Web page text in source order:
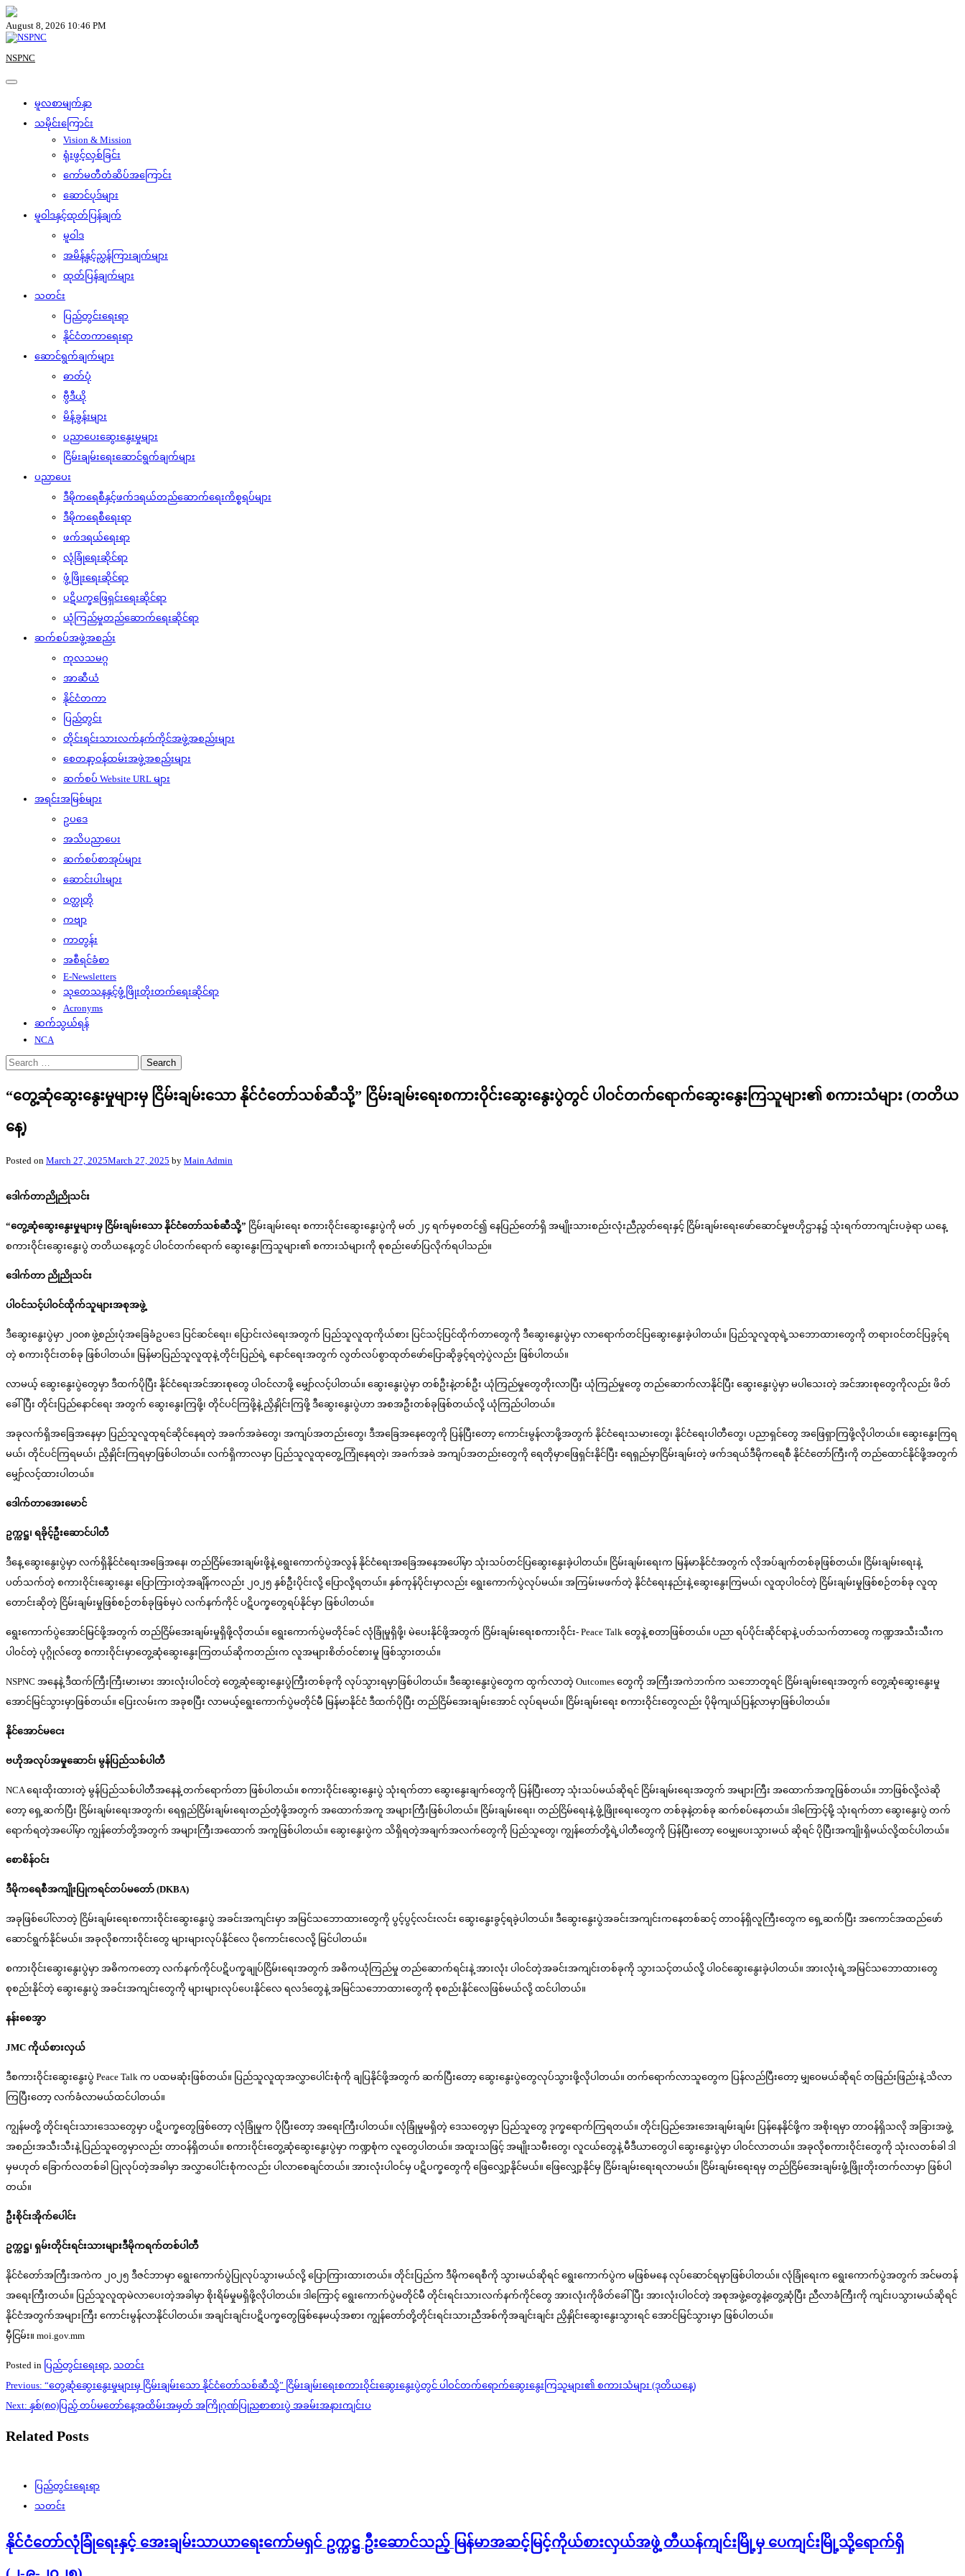
Skip
to
content
August 8, 2026 10:46 PM
NSPNC
မူလစာမျက်နှာ
သမိုင်းကြောင်း
Vision & Mission
ရုံးဖွင့်လှစ်ခြင်း
ကော်မတီတံဆိပ်အကြောင်း
ဆောင်ပုဒ်များ
မူဝါဒနှင့်ထုတ်ပြန်ချက်
မူဝါဒ
အမိန့်နှင့်ညွှန်ကြားချက်များ
ထုတ်ပြန်ချက်များ
သတင်း
ပြည်တွင်းရေးရာ
နိုင်ငံတကာရေးရာ
ဆောင်ရွက်ချက်များ
ဓာတ်ပုံ
ဗွီဒီယို
မိန့်ခွန်းများ
ပညာပေးဆွေးနွေးမှုများ
ငြိမ်းချမ်းရေးဆောင်ရွက်ချက်များ
ပညာပေး
ဒီမိုကရေစီနှင့်ဖက်ဒရယ်တည်ဆောက်‌ရေးကိစ္စရပ်များ
ဒီမိုကရေစီရေးရာ
ဖက်ဒရယ်ရေးရာ
လုံခြုံရေးဆိုင်ရာ
ဖွံ့ဖြိုးရေးဆိုင်ရာ
ပဋိပက္ခဖြေရှင်းရေးဆိုင်ရာ
ယုံကြည်မှုတည်ဆောက်ရေးဆိုင်ရာ
ဆက်စပ်အဖွဲ့အစည်း
ကုလသမဂ္ဂ
အာဆီယံ
နိုင်ငံတကာ
ပြည်တွင်း
တိုင်းရင်းသားလက်နက်ကိုင်အဖွဲ့အစည်းများ
စေတနာ့ဝန်ထမ်းအဖွဲ့အစည်းများ
ဆက်စပ် Website URL များ
အရင်းအမြစ်များ
ဥပဒေ
အသိပညာပေး
ဆက်စပ်စာအုပ်များ
ဆောင်းပါးများ
ဝတ္ထုတို
ကဗျာ
ကာတွန်း
အစီရင်ခံစာ
E-Newsletters
သုတေသနနှင့်ဖွံ့ဖြိုးတိုးတက်ရေးဆိုင်ရာ
Acronyms
ဆက်သွယ်ရန်
NCA
Search
for:
“တွေ့ဆုံဆွေးနွေးမှုများမှ ငြိမ်းချမ်းသော နိုင်ငံတော်သစ်ဆီသို့” ငြိမ်းချမ်းရေးစကားဝိုင်းဆွေးနွေးပွဲတွင် ပါဝင်တက်ရောက်ဆွေးနွေးကြသူများ၏ စကားသံများ (တတိယ
နေ့)
Posted on March 27, 2025March 27, 2025 by Main Admin
ဒေါက်တာညိုညိုသင်း
“တွေ့ဆုံဆွေးနွေးမှုများမှ ငြိမ်းချမ်းသော နိုင်ငံတော်သစ်ဆီသို့” ငြိမ်းချမ်းရေး စကားဝိုင်းဆွေးနွေးပွဲကို မတ် ၂၄ ရက်မှစတင်၍ နေပြည်တော်ရှိ အမျိုးသားစည်းလုံးညီညွတ်ရေးနှင့် ငြိမ်းချမ်းရေးဖော်ဆောင်မှုဗဟိုဌာန၌ သုံးရက်တာကျင်းပခဲ့ရာ ယနေ့
စကားဝိုင်းဆွေးနွေးပွဲ တတိယနေ့တွင် ပါဝင်တက်ရောက် ဆွေးနွေးကြသူများ၏ စကားသံများကို စုစည်းဖော်ပြလိုက်ရပါသည်။
ဒေါက်တာ ညိုညိုသင်း
ပါဝင်သင့်ပါဝင်ထိုက်သူများအစုအဖွဲ့
ဒီဆွေးနွေးပွဲမှာ ၂၀၀၈ ဖွဲ့စည်းပုံအခြေခံဥပဒေ ပြင်ဆင်ရေး၊ ပြောင်းလဲရေးအတွက် ပြည်သူလူထုကိုယ်စား ပြင်သင့်ပြင်ထိုက်တာတွေကို ဒီဆွေးနွေးပွဲမှာ လာရောက်တင်ပြဆွေးနွေးခဲ့ပါတယ်။ ပြည်သူလူထုရဲ့သဘောထားတွေကို တရားဝင်တင်ပြခွင့်ရ
တဲ့ စကားဝိုင်းတစ်ခု ဖြစ်ပါတယ်။ မြန်မာပြည်သူလူထုနဲ့ တိုင်းပြည်ရဲ့ နောင်ရေးအတွက် လွတ်လပ်စွာထုတ်ဖော်ပြောဆိုခွင့်ရတဲ့ပွဲလည်း ဖြစ်ပါတယ်။
လာမယ့် ဆွေးနွေးပွဲတွေမှာ ဒီထက်ပိုပြီး နိုင်ငံရေးအင်အားစုတွေ ပါဝင်လာဖို့ မျှော်လင့်ပါတယ်။ ဆွေးနွေးပွဲမှာ တစ်ဦးနဲ့တစ်ဦး ယုံကြည်မှုတွေတိုးလာပြီး ယုံကြည်မှုတွေ တည်ဆောက်လာနိုင်ပြီး ဆွေးနွေးပွဲမှာ မပါသေးတဲ့ အင်အားစုတွေကိုလည်း ဖိတ်
ခေါ်ပြီး တိုင်းပြည်နောင်ရေး အတွက် ဆွေးနွေးကြဖို့၊ တိုင်ပင်ကြဖို့နဲ့ ညှိနှိုင်းကြဖို့ ဒီဆွေးနွေးပွဲဟာ အစအဦးတစ်ခုဖြစ်တယ်လို့ ယုံကြည်ပါတယ်။
အခုလက်ရှိအခြေအနေမှာ ပြည်သူလူထုရင်ဆိုင်နေရတဲ့ အခက်အခဲတွေ၊ အကျပ်အတည်းတွေ၊ ဒီအခြေအနေတွေကို ပြန်ပြီးတော့ ကောင်းမွန်လာဖို့အတွက် နိုင်ငံရေးသမားတွေ၊ နိုင်ငံရေးပါတီတွေ၊ ပညာရှင်တွေ အဖြေရှာကြဖို့လိုပါတယ်။ ဆွေးနွေးကြရ
မယ်၊ တိုင်ပင်ကြရမယ်၊ ညှိနှိုင်းကြရမှာဖြစ်ပါတယ်။ လက်ရှိကာလမှာ ပြည်သူလူထုတွေ့ကြုံနေရတဲ့၊ အခက်အခဲ အကျပ်အတည်းတွေကို ရေတိုမှာဖြေရှင်းနိုင်ပြီး ရေရှည်မှာငြိမ်းချမ်းတဲ့ ဖက်ဒရယ်ဒီမိုကရေစီ နိုင်ငံတော်ကြီးကို တည်ထောင်နိုင်ဖို့အတွက်
မျှော်လင့်ထားပါတယ်။
ဒေါက်တာအေးမောင်
ဥက္ကဋ္ဌ၊ ရခိုင့်ဦးဆောင်ပါတီ
ဒီနေ့ ဆွေးနွေးပွဲမှာ လက်ရှိနိုင်ငံရေးအခြေအနေ၊ တည်ငြိမ်အေးချမ်းဖို့နဲ့ ရွေးကောက်ပွဲအလွန် နိုင်ငံရေးအခြေအနေအပေါ်မှာ သုံးသပ်တင်ပြဆွေးနွေးခဲ့ပါတယ်။ ငြိမ်းချမ်းရေးက မြန်မာနိုင်ငံအတွက် လိုအပ်ချက်တစ်ခုဖြစ်တယ်။ ငြိမ်းချမ်းရေးနဲ့
ပတ်သက်တဲ့ စကားဝိုင်းဆွေးနွေး ပြောကြားတဲ့အချိန်ကလည်း ၂၀၂၅ နှစ်ဦးပိုင်းလို့ ပြောလို့ရတယ်။ နှစ်ကုန်ပိုင်းမှာလည်း ရွေးကောက်ပွဲလုပ်မယ်။ အကြမ်းမဖက်တဲ့ နိုင်ငံရေးနည်းနဲ့ ဆွေးနွေးကြမယ်၊ လူထုပါဝင်တဲ့ ငြိမ်းချမ်းမှုဖြစ်စဉ်တစ်ခု လူထု
တောင်းဆိုတဲ့ ငြိမ်းချမ်းမှုဖြစ်စဉ်တစ်ခုဖြစ်မှပဲ လက်နက်ကိုင် ပဋိပက္ခတွေရပ်နိုင်မှာ ဖြစ်ပါတယ်။
ရွေးကောက်ပွဲအောင်မြင်ဖို့အတွက် တည်ငြိမ်အေးချမ်းမှုရှိဖို့လိုတယ်။ ရွေးကောက်ပွဲမတိုင်ခင် လုံခြုံမှုရှိဖို့၊ မဲပေးနိုင်ဖို့အတွက် ငြိမ်းချမ်းရေးစကားဝိုင်း- Peace Talk တွေနဲ့ စတာဖြစ်တယ်။ ပညာ ရပ်ပိုင်းဆိုင်ရာနဲ့ ပတ်သက်တာတွေ ကဏ္ဍအသီးသီးက
ပါဝင်တဲ့ ပုဂ္ဂိုလ်တွေ စကားဝိုင်းမှာတွေ့ဆုံဆွေးနွေးကြတယ်ဆိုကတည်းက လူအများစိတ်ဝင်စားမှု ဖြစ်သွားတယ်။
NSPNC အနေနဲ့ ဒီထက်ကြီးကြီးမားမား အားလုံးပါဝင်တဲ့ တွေ့ဆုံဆွေးနွေးပွဲကြီးတစ်ခုကို လုပ်သွားရမှာဖြစ်ပါတယ်။ ဒီဆွေးနွေးပွဲတွေက ထွက်လာတဲ့ Outcomes တွေကို အကြီးအကဲဘက်က သဘောတူရင် ငြိမ်းချမ်းရေးအတွက် တွေ့ဆုံဆွေးနွေးမှု
အောင်မြင်သွားမှာဖြစ်တယ်။ ပြေးလမ်းက အခုစပြီး လာမယ့်ရွေးကောက်ပွဲမတိုင်မီ မြန်မာနိုင်ငံ ဒီထက်ပိုပြီး တည်ငြိမ်အေးချမ်းအောင် လုပ်ရမယ်။ ငြိမ်းချမ်းရေး စကားဝိုင်းတွေလည်း ပိုမိုကျယ်ပြန့်လာမှာဖြစ်ပါတယ်။
နိုင်အောင်မငေး
ဗဟိုအလုပ်အမှုဆောင်၊ မွန်ပြည်သစ်ပါတီ
NCA ရေးထိုးထားတဲ့ မွန်ပြည်သစ်ပါတီအနေနဲ့ တက်ရောက်တာ ဖြစ်ပါတယ်။ စကားဝိုင်းဆွေးနွေးပွဲ သုံးရက်တာ ဆွေးနွေးချက်တွေကို ပြန်ပြီးတော့ သုံးသပ်မယ်ဆိုရင် ငြိမ်းချမ်းရေးအတွက် အများကြီး အထောက်အကူဖြစ်တယ်။ ဘာဖြစ်လို့လဲဆို
တော့ ရှေ့ဆက်ပြီး ငြိမ်းချမ်းရေးအတွက်၊ ရေရှည်ငြိမ်းချမ်းရေးတည်တံ့ဖို့အတွက် အထောက်အကူ အများကြီးဖြစ်ပါတယ်။ ငြိမ်းချမ်းရေး၊ တည်ငြိမ်ရေးနဲ့ ဖွံ့ဖြိုးရေးတွေက တစ်ခုနဲ့တစ်ခု ဆက်စပ်နေတယ်။ ဒါကြောင့်မို့ သုံးရက်တာ ဆွေးနွေးပွဲ တက်
ရောက်ရတဲ့အပေါ်မှာ ကျွန်တော်တို့အတွက် အများကြီးအထောက် အကူဖြစ်ပါတယ်။ ဆွေးနွေးပွဲက သိရှိရတဲ့အချက်အလက်တွေကို ပြည်သူတွေ၊ ကျွန်တော်တို့ရဲ့ပါတီတွေကို ပြန်ပြီးတော့ ဝေမျှပေးသွားမယ် ဆိုရင် ပိုပြီးအကျိုးရှိမယ်လို့ထင်ပါတယ်။
စောစိန်ဝင်း
ဒီမိုကရေစီအကျိုးပြုကရင်တပ်မတော် (DKBA)
အခုဖြစ်ပေါ်လာတဲ့ ငြိမ်းချမ်းရေးစကားဝိုင်းဆွေးနွေးပွဲ အခင်းအကျင်းမှာ အမြင်သဘောထားတွေကို ပွင့်ပွင့်လင်းလင်း ဆွေးနွေးခွင့်ရခဲ့ပါတယ်။ ဒီဆွေးနွေးပွဲအခင်းအကျင်းကနေတစ်ဆင့် တာဝန်ရှိလူကြီးတွေက ရှေ့ဆက်ပြီး အကောင်အထည်ဖော်
ဆောင်ရွက်နိုင်မယ်။ အခုလိုစကားဝိုင်းတွေ များများလုပ်နိုင်လေ ပိုကောင်းလေလို့ မြင်ပါတယ်။
စကားဝိုင်းဆွေးနွေးပွဲမှာ အဓိကကတော့ လက်နက်ကိုင်ပဋိပက္ခချုပ်ငြိမ်းရေးအတွက် အဓိကယုံကြည်မှု တည်ဆောက်ရင်းနဲ့ အားလုံး ပါဝင်တဲ့အခင်းအကျင်းတစ်ခုကို သွားသင့်တယ်လို့ ပါဝင်ဆွေးနွေးခဲ့ပါတယ်။ အားလုံးရဲ့အမြင်သဘောထားတွေ
စုစည်းနိုင်တဲ့ ဆွေးနွေးပွဲ အခင်းအကျင်းတွေကို များများလုပ်ပေးနိုင်လေ ရလဒ်တွေနဲ့ အမြင်သဘောထားတွေကို စုစည်းနိုင်လေဖြစ်မယ်လို့ ထင်ပါတယ်။
နန်းစေအွာ
JMC ကိုယ်စားလှယ်
ဒီစကားဝိုင်းဆွေးနွေးပွဲ Peace Talk က ပထမဆုံးဖြစ်တယ်။ ပြည်သူလူထုအလွှာပေါင်းစုံကို ချပြနိုင်ဖို့အတွက် ဆက်ပြီးတော့ ဆွေးနွေးပွဲတွေလုပ်သွားဖို့လိုပါတယ်။ တက်ရောက်လာသူတွေက ပြန်လည်ပြီးတော့ မျှဝေမယ်ဆိုရင် တဖြည်းဖြည်းနဲ့ သိလာ
ကြပြီးတော့ လက်ခံလာမယ်ထင်ပါတယ်။
ကျွန်မတို့ တိုင်းရင်းသားဒေသတွေမှာ ပဋိပက္ခတွေဖြစ်တော့ လုံခြုံမှုက ပိုပြီးတော့ အရေးကြီးပါတယ်။ လုံခြုံမှုမရှိတဲ့ ဒေသတွေမှာ ပြည်သူတွေ ဒုက္ခရောက်ကြရတယ်။ တိုင်းပြည်အေးအေးချမ်းချမ်း ပြန်နေနိုင်ဖို့က အစိုးရမှာ တာဝန်ရှိသလို အခြားအဖွဲ့
အစည်းအသီးသီးနဲ့ ပြည်သူတွေမှာလည်း တာဝန်ရှိတယ်။ စကားဝိုင်းတွေ့ဆုံဆွေးနွေးပွဲမှာ ကဏ္ဍစုံက လူတွေပါတယ်။ အထူးသဖြင့် အမျိုးသမီးတွေ၊ လူငယ်တွေနဲ့ မီဒီယာတွေပါ ဆွေးနွေးပွဲမှာ ပါဝင်လာတယ်။ အခုလိုစကားဝိုင်းတွေကို သုံးလတစ်ခါ ဒါ
မှမဟုတ် ခြောက်လတစ်ခါ ပြုလုပ်တဲ့အခါမှာ အလွှာပေါင်းစုံကလည်း ပါလာစေချင်တယ်။ အားလုံးပါဝင်မှ ပဋိပက္ခတွေကို ဖြေလျှော့နိုင်မယ်။ ဖြေလျှော့နိုင်မှ ငြိမ်းချမ်းရေးရလာမယ်။ ငြိမ်းချမ်းရေးရမှ တည်ငြိမ်အေးချမ်းဖွံ့ဖြိုးတိုးတက်လာမှာ ဖြစ်ပါ
တယ်။
ဦးစိုင်းအိုက်ပေါင်း
ဥက္ကဋ္ဌ၊ ရှမ်းတိုင်းရင်းသားများဒီမိုကရက်တစ်ပါတီ
နိုင်ငံတော်အကြီးအကဲက ၂၀၂၅ ဒီဇင်ဘာမှာ ရွေးကောက်ပွဲပြုလုပ်သွားမယ်လို့ ပြောကြားထားတယ်။ တိုင်းပြည်က ဒီမိုကရေစီကို သွားမယ်ဆိုရင် ရွေးကောက်ပွဲက မဖြစ်မနေ လုပ်ဆောင်ရမှာဖြစ်ပါတယ်။ လုံခြုံရေးက ရွေးကောက်ပွဲအတွက် အင်မတန်
အရေးကြီးတယ်။ ပြည်သူလူထုမဲလာပေးတဲ့အခါမှာ စိုးရိမ်မှုမရှိဖို့လိုပါတယ်။ ဒါကြောင့် ရွေးကောက်ပွဲမတိုင်မီ တိုင်းရင်းသားလက်နက်ကိုင်တွေ အားလုံးကိုဖိတ်ခေါ်ပြီး အားလုံးပါဝင်တဲ့ အစုအဖွဲ့တွေနဲ့တွေ့ဆုံပြီး ညီလာခံကြီးကို ကျင်းပသွားမယ်ဆိုရင်
နိုင်ငံအတွက်အများကြီး ကောင်းမွန်လာနိုင်ပါတယ်။ အချင်းချင်းပဋိပက္ခတွေဖြစ်နေမယ့်အစား ကျွန်တော်တို့တိုင်းရင်းသားညီအစ်ကိုအချင်းချင်း ညှိနှိုင်းဆွေးနွေးသွားရင် အောင်မြင်သွားမှာ ဖြစ်ပါတယ်။
မှီငြမ်း။ moi.gov.mm
Posted in ပြည်တွင်းရေးရာ, သတင်း
Post
navigation
Previous: “တွေ့ဆုံဆွေးနွေးမှုများမှ ငြိမ်းချမ်းသော နိုင်ငံတော်သစ်ဆီသို့” ငြိမ်းချမ်းရေးစကားဝိုင်းဆွေးနွေးပွဲတွင် ပါဝင်တက်ရောက်ဆွေးနွေးကြသူများ၏ စကားသံများ (ဒုတိယနေ့)
Next: နှစ်(၈၀)ပြည့် တပ်မတော်နေ့အထိမ်းအမှတ် အကြိုဂုဏ်ပြုညစာစားပွဲ အခမ်းအနားကျင်းပ
Related Posts
ပြည်တွင်းရေးရာ
သတင်း
နိုင်ငံတော်လုံခြုံရေးနှင့် အေးချမ်းသာယာရေးကော်မရှင် ဥက္ကဋ္ဌ ဦးဆောင်သည့် မြန်မာအဆင့်မြင့်ကိုယ်စားလှယ်အဖွဲ့ တီယန်ကျင်းမြို့မှ ပေကျင်းမြို့သို့ရောက်ရှိ